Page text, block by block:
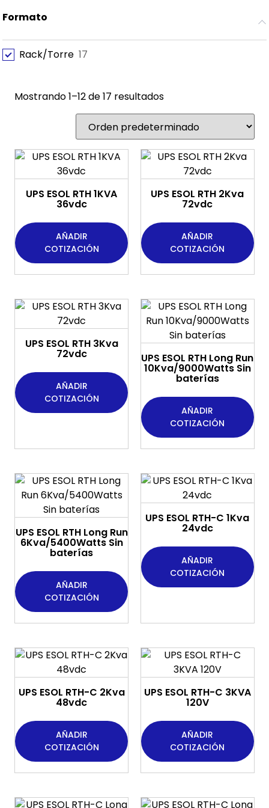
Formato
Rack/Torre 17
Mostrando 1–12 de 17 resultados
UPS ESOL RTH 1KVA
36vdc
AÑADIR
COTIZACIÓN
UPS ESOL RTH 2Kva
72vdc
AÑADIR
COTIZACIÓN
UPS ESOL RTH 3Kva
72vdc
AÑADIR
COTIZACIÓN
UPS ESOL RTH Long Run
10Kva/9000Watts Sin
baterías
AÑADIR
COTIZACIÓN
UPS ESOL RTH Long Run
6Kva/5400Watts Sin
baterías
AÑADIR
COTIZACIÓN
UPS ESOL RTH-C 1Kva
24vdc
AÑADIR
COTIZACIÓN
UPS ESOL RTH-C 2Kva
48vdc
AÑADIR
COTIZACIÓN
UPS ESOL RTH-C 3KVA
120V
AÑADIR
COTIZACIÓN